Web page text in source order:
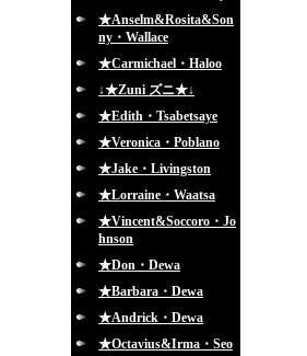
★Anselm&Rosita&Son
ny・Wallace
★Carmichael・Haloo
↓★Zuni ズニ★↓
★Edith・Tsabetsaye
★Veronica・Poblano
★Jake・Livingston
★Lorraine・Waatsa
★Vincent&Soccoro・Jo
hnson
★Don・Dewa
★Barbara・Dewa
★Andrick・Dewa
★Octavius&Irma・Seo